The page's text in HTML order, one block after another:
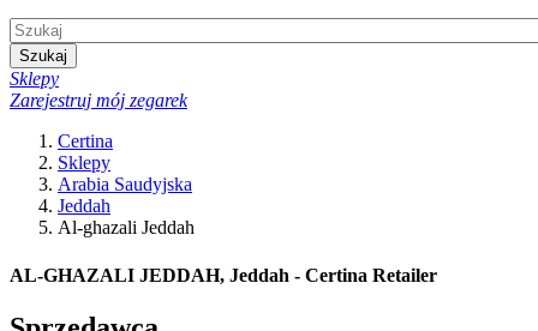
Szukaj
Sklepy
Zarejestruj mój zegarek
Certina
Sklepy
Arabia Saudyjska
Jeddah
Al-ghazali Jeddah
AL-GHAZALI JEDDAH, Jeddah - Certina Retailer